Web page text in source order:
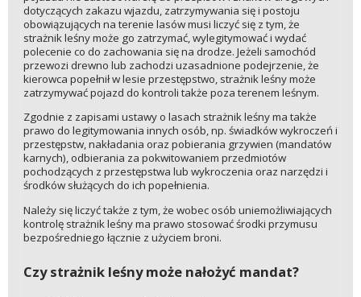
dotyczących zakazu wjazdu, zatrzymywania się i postoju
obowiązujących na terenie lasów musi liczyć się z tym, że
strażnik leśny może go zatrzymać, wylegitymować i wydać
polecenie co do zachowania się na drodze. Jeżeli samochód
przewozi drewno lub zachodzi uzasadnione podejrzenie, że
kierowca popełnił w lesie przestępstwo, strażnik leśny może
zatrzymywać pojazd do kontroli także poza terenem leśnym.
Zgodnie z zapisami ustawy o lasach strażnik leśny ma także
prawo do legitymowania innych osób, np. świadków wykroczeń i
przestępstw, nakładania oraz pobierania grzywien (mandatów
karnych), odbierania za pokwitowaniem przedmiotów
pochodzących z przestępstwa lub wykroczenia oraz narzędzi i
środków służących do ich popełnienia.
Należy się liczyć także z tym, że wobec osób uniemożliwiających
kontrolę strażnik leśny ma prawo stosować środki przymusu
bezpośredniego łącznie z użyciem broni.
Czy strażnik leśny może nałożyć mandat?